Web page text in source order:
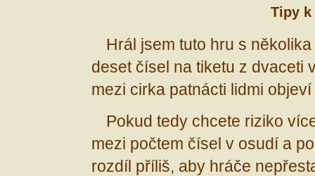
Tipy k
Hrál jsem tuto hru s
deset čísel na tiketu z dvaceti
mezi cirka patnácti lidmi
Pokud tedy chcete riziko
mezi počtem čísel v osudí a
rozdíl příliš, aby hráče